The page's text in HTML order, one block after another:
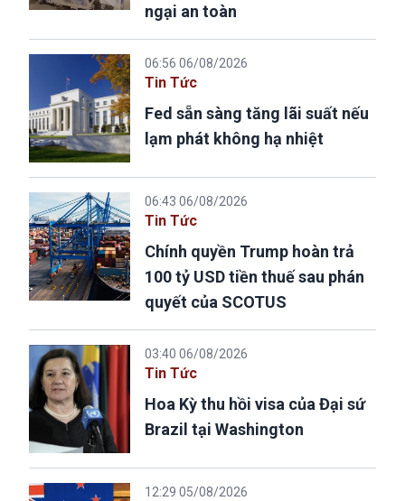
ngại an toàn
06:56 06/08/2026
Tin Tức
Fed sẵn sàng tăng lãi suất nếu
lạm phát không hạ nhiệt
06:43 06/08/2026
Tin Tức
Chính quyền Trump hoàn trả
100 tỷ USD tiền thuế sau phán
quyết của SCOTUS
03:40 06/08/2026
Tin Tức
Hoa Kỳ thu hồi visa của Đại sứ
Brazil tại Washington
12:29 05/08/2026